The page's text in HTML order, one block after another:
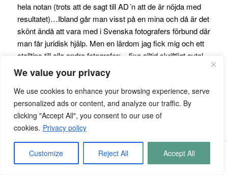
We value your privacy
We use cookies to enhance your browsing experience, serve
personalized ads or content, and analyze our traffic. By
clicking "Accept All", you consent to our use of
cookies. Privacy policy
Customize Reject All Accept All
hela notan (trots att de sagt till AD´n att de är nöjda med
resultatet)…Ibland går man visst på en mina och då är det
skönt ändå att vara med i Svenska fotografers förbund där
man får juridisk hjälp. Men en lärdom jag fick mig och ett
stalltips till alla andra fotografer: – fixa alltid skriftligt avtal
på allt ni gör!!! …så blir det lite enklare om ni behöver gå till
tingsrätten…Har iofs aldrig varit i närheten av något
liknande problem under alla mina år, men men…
© Copyright - Kentaroo Tryman